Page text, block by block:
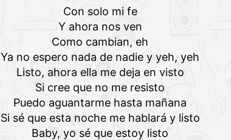
Con solo mi fe
Y ahora nos ven
Como cambian, eh
Ya no espero nada de nadie y yeh, yeh
Listo, ahora ella me deja en visto
Si cree que no me resisto
Puedo aguantarme hasta mañana
Si sé que esta noche me hablará y listo
Baby, yo sé que estoy listo